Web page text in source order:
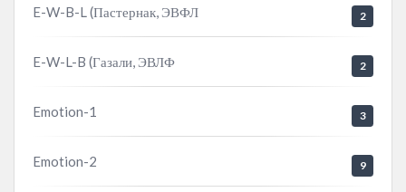
E-W-B-L (Пастернак, ЭВФЛ 2
E-W-L-B (Газали, ЭВЛФ 2
Emotion-1 3
Emotion-2 9